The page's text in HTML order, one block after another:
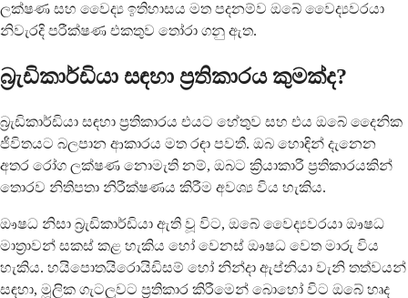
ලක්ෂණ සහ වෛද්‍ය ඉතිහාසය මත පදනම්ව ඔබේ වෛද්‍යවරයා
නිවැරදි පරීක්ෂණ එකතුව තෝරා ගනු ඇත.
බ්‍රැඩිකාර්ඩියා සඳහා ප්‍රතිකාරය කුමක්ද?
බ්‍රැඩිකාර්ඩියා සඳහා ප්‍රතිකාරය එයට හේතුව සහ එය ඔබේ දෛනික
ජීවිතයට බලපාන ආකාරය මත රඳා පවතී. ඔබ හොඳින් දැනෙන
අතර රෝග ලක්ෂණ නොමැති නම්, ඔබට ක්‍රියාකාරී ප්‍රතිකාරයකින්
තොරව නිතිපතා නිරීක්ෂණය කිරීම අවශ්‍ය විය හැකිය.
ඖෂධ නිසා බ්‍රැඩිකාර්ඩියා ඇති වූ විට, ඔබේ වෛද්‍යවරයා ඖෂධ
මාත්‍රාවන් සකස් කළ හැකිය හෝ වෙනස් ඖෂධ වෙත මාරු විය
හැකිය. හයිපොතයිරොයිඩිසම් හෝ නින්දා ඇප්නියා වැනි තත්වයන්
සඳහා, මූලික ගැටලුවට ප්‍රතිකාර කිරීමෙන් බොහෝ විට ඔබේ හෘද